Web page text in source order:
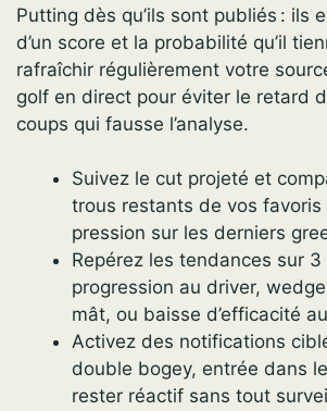
Putting dès qu’ils sont publiés : ils
d’un score et la probabilité qu’il
rafraîchir régulièrement votre
golf en direct pour éviter le retard
coups qui fausse l’analyse.
Suivez le cut projeté et
trous restants de vos favoris
pression sur les derniers
Repérez les tendances sur 3
progression au driver,
mât, ou baisse d’efficacité
Activez des notifications
double bogey, entrée dans
rester réactif sans tout